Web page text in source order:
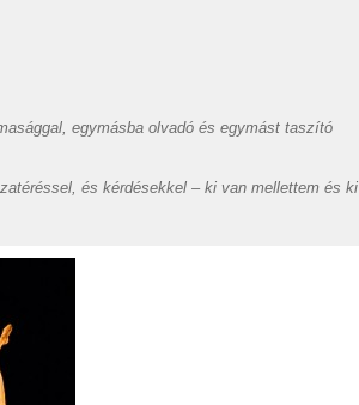
egymásba olvadó és egymást taszító
és kérdésekkel – ki van mellettem és ki